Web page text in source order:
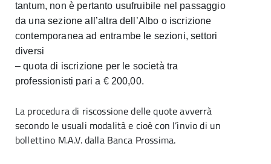
tantum, non è pertanto usufruibile nel passaggio
da una sezione all’altra dell’Albo o iscrizione
contemporanea ad entrambe le sezioni, settori
diversi
– quota di iscrizione per le società tra
professionisti pari a € 200,00.
La procedura di riscossione delle quote avverrà
secondo le usuali modalità e cioè con l’invio di un
bollettino M.A.V. dalla Banca Prossima.